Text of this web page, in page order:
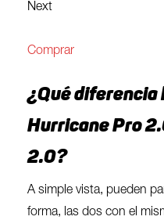
Next
Comprar
¿Qué diferencia
Hurricane Pro
2.0?
A simple vista, pueden
forma, las dos con el